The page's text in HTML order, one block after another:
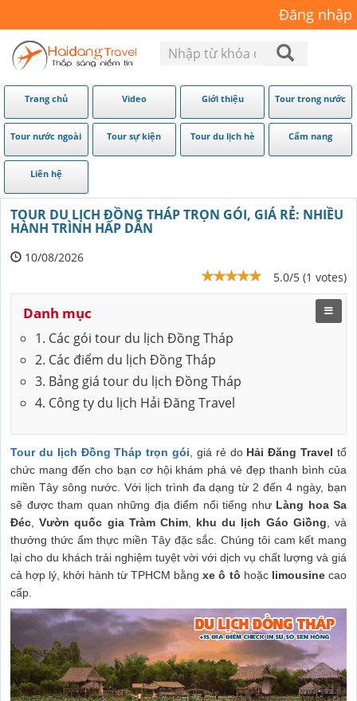
Đăng nhập
Trang chủ Video Giới thiệu Tour trong nước
Tour nước ngoài Tour sự kiện Tour du lịch hè Cẩm nang
Liên hệ
TOUR DU LỊCH ĐỒNG THÁP TRỌN GÓI, GIÁ RẺ: NHIỀU
HÀNH TRÌNH HẤP DẪN
10/08/2026
5.0/5 (1 votes)
Danh mục
1. Các gói tour du lịch Đồng Tháp
2. Các điểm du lịch Đồng Tháp
3. Bảng giá tour du lịch Đồng Tháp
4. Công ty du lịch Hải Đăng Travel
Tour du lịch Đồng Tháp trọn gói , giá rẻ do Hải Đăng Travel tổ
chức mang đến cho bạn cơ hội khám phá vẻ đẹp thanh bình của
miền Tây sông nước. Với lịch trình đa dạng từ 2 đến 4 ngày, bạn
sẽ được tham quan những địa điểm nổi tiếng như Làng hoa Sa
Đéc ,Vườn quốc gia Tràm Chim, khu du lịch Gáo Giồng , và
thưởng thức ẩm thực miền Tây đặc sắc. Chúng tôi cam kết mang
lại cho du khách trải nghiệm tuyệt vời với dịch vụ chất lượng và giá
cả hợp lý, khởi hành từ TPHCM bằngxe ô tô hoặc limousinecao
cấp.